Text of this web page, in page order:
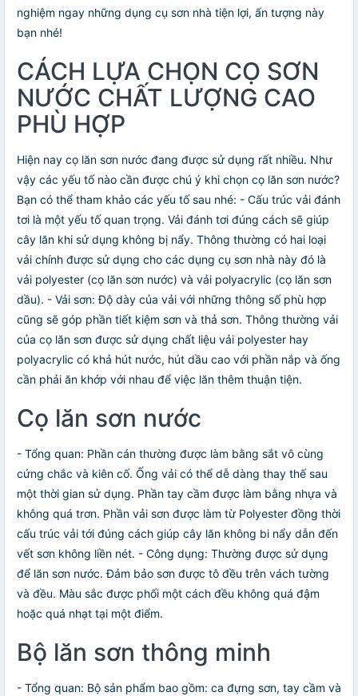
nghiệm ngay những dụng cụ sơn nhà tiện lợi, ấn tượng này
bạn nhé!
CÁCH LỰA CHỌN CỌ SƠN
NƯỚC CHẤT LƯỢNG CAO
PHÙ HỢP
Hiện nay cọ lăn sơn nước đang được sử dụng rất nhiều. Như
vậy các yếu tố nào cần được chú ý khi chọn cọ lăn sơn nước?
Bạn có thể tham khảo các yếu tố sau nhé: - Cấu trúc vải đánh
tơi là một yếu tố quan trọng. Vải đánh tơi đúng cách sẽ giúp
cây lăn khi sử dụng không bị nẩy. Thông thường có hai loại
vải chính được sử dụng cho các dụng cụ sơn nhà này đó là
vải polyester (cọ lăn sơn nước) và vải polyacrylic (cọ lăn sơn
dầu). - Vải sơn: Độ dày của vải với những thông số phù hợp
cũng sẽ góp phần tiết kiệm sơn và thả sơn. Thông thường vải
của cọ lăn sơn được sử dụng chất liệu vải polyester hay
polyacrylic có khả hút nước, hút dầu cao với phần nắp và ống
cần phải ăn khớp với nhau để việc lăn thêm thuận tiện.
Cọ lăn sơn nước
- Tổng quan: Phần cán thường được làm bằng sắt vô cùng
cứng chắc và kiên cố. Ống vải có thể dễ dàng thay thế sau
một thời gian sử dụng. Phần tay cầm được làm bằng nhựa và
không quá trơn. Phần vải sơn được làm từ Polyester đồng thời
cấu trúc vải tới đúng cách giúp cây lăn không bi nẩy dẫn đến
vết sơn không liền nét. - Công dụng: Thường được sử dụng
để lăn sơn nước. Đảm bảo sơn được tô đều trên vách tường
và đều. Màu sắc được phối một cách đều không quá đậm
hoặc quá nhạt tại một điểm.
Bộ lăn sơn thông minh
- Tổng quan: Bộ sản phẩm bao gồm: ca đựng sơn, tay cầm và